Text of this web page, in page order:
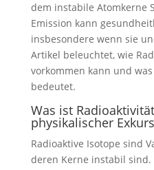
dem instabile Atomkerne
Emission kann
insbesondere wenn sie
Artikel beleuchtet, wie
vorkommen kann und
bedeutet.
Was ist
physikalischer Exkurs
Radioaktive Isotope sind
deren Kerne instabil